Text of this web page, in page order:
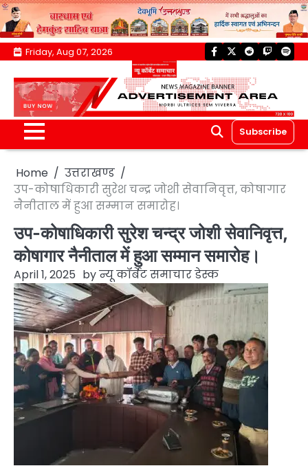
Skip
content
Friday, Aug 07, 2026 facebook
twitterreddittwitch
Subscribe
Home
उत्तराखण्ड
उप-कोषाधिकारी सुरेश चन्द्र जोशी सेवानिवृत्त, कोषागार
नैनीताल में हुआ सम्मान समारोह।
उप-कोषाधिकारी सुरेश चन्द्र जोशी सेवानिवृत्त,
कोषागार नैनीताल में हुआ सम्मान समारोह।
April 1, 2025 byन्यू कॉर्बेट समाचार डेस्क